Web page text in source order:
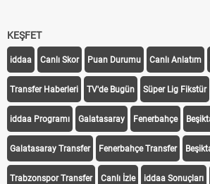
KEŞFET
iddaa Canlı Skor Puan Durumu Canlı Anlatım
Transfer Haberleri TV'de Bugün Süper Lig Fikstür
iddaa Programı Galatasaray Fenerbahçe
Galatasaray Transfer Fenerbahçe Transfer
Trabzonspor Transfer Canlı İzle iddaa Sonuçları